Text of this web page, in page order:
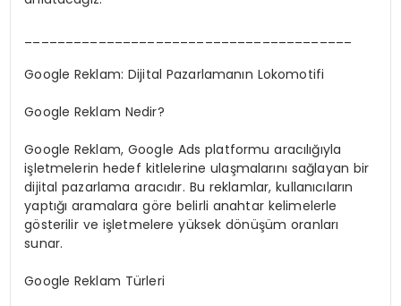
Google Reklam: Dijital Pazarlamanın Lokomotifi
Google Reklam Nedir?
Google Reklam, Google Ads platformu aracılığıyla
işletmelerin hedef kitlelerine ulaşmalarını sağlayan bir
dijital pazarlama aracıdır. Bu reklamlar, kullanıcıların
yaptığı aramalara göre belirli anahtar kelimelerle
gösterilir ve işletmelere yüksek dönüşüm oranları
sunar.
Google Reklam Türleri